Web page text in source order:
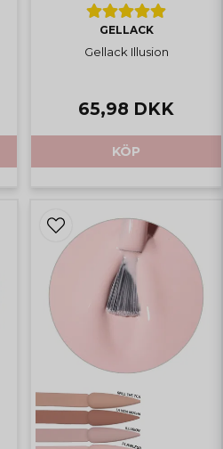
GELLACK
Gellack Illusion
65,98 DKK
KÖP